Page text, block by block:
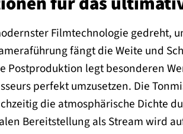
Filmtechnologie gedreht,
fängt die Weite und
Postproduktion legt besonderen
perfekt umzusetzen. Die
die atmosphärische Dichte
Bereitstellung als Stream wird